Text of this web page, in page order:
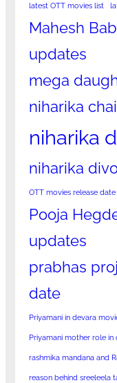
latest OTT movies list
Mahesh
updates
mega
niharika
niharika
niharika
OTT movies release date
Pooja
updates
prabhas
date
Priyamani in devara
Priyamani mother role
rashmika mandana and
reason behind sreeleela